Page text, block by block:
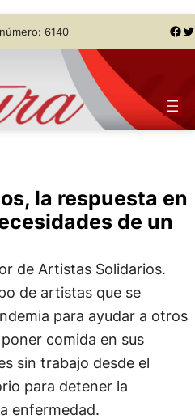
6140 Facebook Twitter
la respuesta en
de un
de Artistas Solidarios.
de artistas que se
para ayudar a otros
comida en sus
sin trabajo desde el
para detener la
enfermedad.